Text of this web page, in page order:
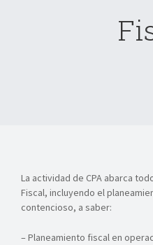
Zona
La actividad de CPA abarca
Fiscal, incluyendo el
contencioso, a saber:
– Planeamiento fiscal en